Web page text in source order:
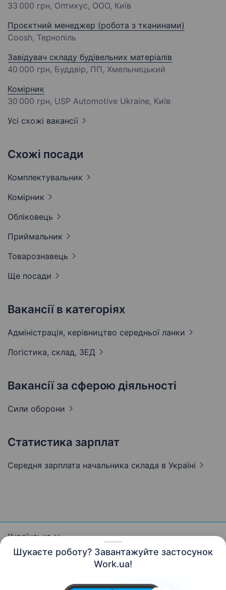
Шукаєте роботу? Завантажуйте застосунок
Work.ua!
33 000 грн, Оптикус, ООО, Київ
Проєктний менеджер (робота з тканинами)
Coosh, Тернопіль
Завідувач складу будівельних матеріалів
40 000 грн, Буддвір, ПП, Хмельницький
Комірник
30 000 грн, USP Automotive Ukraine, Київ
Усі схожі вакансії
Схожі посади
Комплектувальник
Комірник
Обліковець
Приймальник
Товарознавець
Ще посади
Вакансії в категоріях
Адмiнiстрацiя, керівництво середньої ланки
Логістика, склад, ЗЕД
Вакансії за сферою діяльності
Сили оборони
Статистика зарплат
Середня зарплата начальника склада в Україні
Українська